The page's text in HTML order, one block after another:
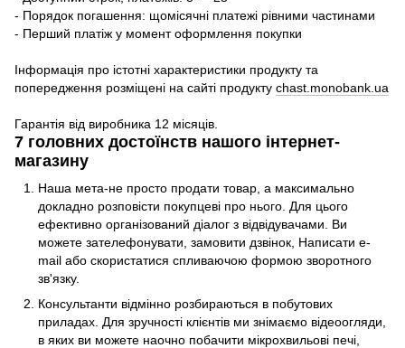
- Порядок погашення: щомісячні платежі рівними частинами
- Перший платіж у момент оформлення покупки
Інформація про істотні характеристики продукту та
попередження розміщені на сайті продукту chast.monobank.ua
Гарантія від виробника 12 місяців.
7 головних достоїнств нашого інтернет-
магазину
Наша мета-не просто продати товар, а максимально
докладно розповісти покупцеві про нього. Для цього
ефективно організований діалог з відвідувачами. Ви
можете зателефонувати, замовити дзвінок, Написати e-
mail або скористатися спливаючою формою зворотного
зв'язку.
Консультанти відмінно розбираються в побутових
приладах. Для зручності клієнтів ми знімаємо відеоогляди,
в яких ви можете наочно побачити мікрохвильові печі,